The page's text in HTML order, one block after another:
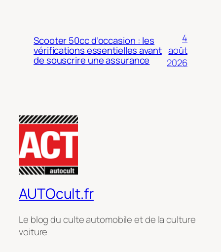
Scooter 50cc d’occasion : les
vérifications essentielles avant
de souscrire une assurance
4
août
2026
AUTOcult.fr
Le blog du culte automobile et de la culture
voiture